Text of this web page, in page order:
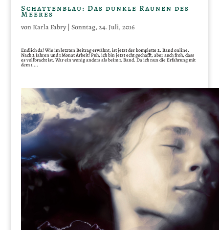
Schattenblau: Das dunkle Raunen des
Meeres
vonKarla Fabry| Sonntag, 24. Juli, 2016
Endlich da! Wie im letzten Beitrag erwähnt, ist jetzt der komplette 2. Band online.
Nach 2 Jahren und 1 Monat Arbeit! Puh, ich bin jetzt echt gechafft, aber auch froh, dass
es vollbracht ist. War ein wenig anders als beim 1. Band. Da ich nun die Erfahrung mit
dem 1....